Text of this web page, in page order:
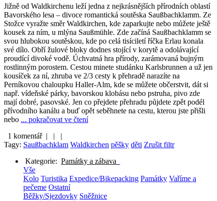
Jižně od Waldkirchenu leží jedna z nejkrásnějších přírodních oblastí
Bavorského lesa – divoce romantická soutěska Saußbachklamm. Ze
Stožce vyražte směr Waldkirchen, kde zaparkujte nebo můžete ještě
kousek za ním, u mlýna Saußmühle. Zde začíná Saußbachklamm se
svou hlubokou soutěskou, kde po celá tisíciletí říčka Erlau konala
své dílo. Obří žulové bloky dodnes stojící v korytě a odolávající
proudící divoké vodě. Úchvatná hra přírody, zarámovaná bujným
rostlinným porostem. Cestou minete studánku Karlsbrunnen a už jen
kousíček za ní, zhruba ve 2/3 cesty k přehradě narazíte na
Perníkovou chaloupku Haller-Alm, kde se můžete občerstvit, dát si
např. vídeňské párky, bavorskou klobásu nebo pstruha, pivo zde
mají dobré, pasovské. Jen co přejdete přehradu půjdete zpět podél
přívodního kanálu a buď opět seběhnete na cestu, kterou jste přišli
nebo ... pokračovat ve čtení
1 komentář |
|
|
Tagy: Saußbachklam Waldkirchen pěšky děti Zrušit filtr
Kategorie: Památky a zábava
Vše
Kolo Turistika Expedice/Bikepacking Památky Vaříme a
pečeme Ostatní
Běžky/Sjezdovky Sněžnice